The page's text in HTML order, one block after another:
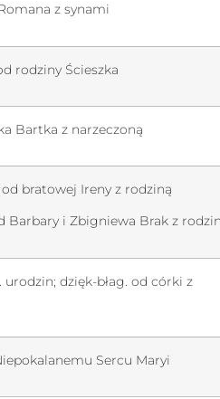
z synami
rodziny Ścieszka
Bartka z narzeczoną
od bratowej Ireny z rodziną
Barbary i Zbigniewa Brak z
urodzin; dzięk-błag. od córki z
Sercu Maryi